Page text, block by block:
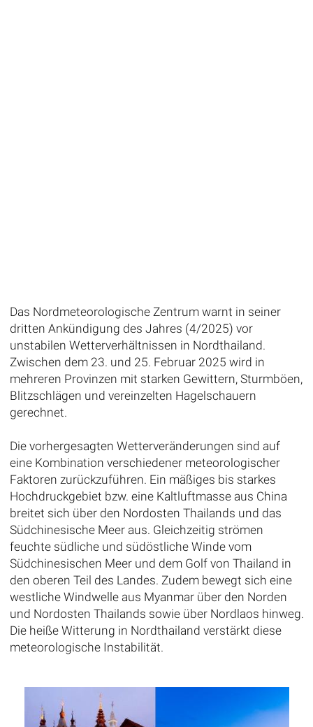
Das Nordmeteorologische Zentrum warnt in seiner
dritten Ankündigung des Jahres (4/2025) vor
unstabilen Wetterverhältnissen in Nordthailand.
Zwischen dem 23. und 25. Februar 2025 wird in
mehreren Provinzen mit starken Gewittern, Sturmböen,
Blitzschlägen und vereinzelten Hagelschauern
gerechnet.
Die vorhergesagten Wetterveränderungen sind auf
eine Kombination verschiedener meteorologischer
Faktoren zurückzuführen. Ein mäßiges bis starkes
Hochdruckgebiet bzw. eine Kaltluftmasse aus China
breitet sich über den Nordosten Thailands und das
Südchinesische Meer aus. Gleichzeitig strömen
feuchte südliche und südöstliche Winde vom
Südchinesischen Meer und dem Golf von Thailand in
den oberen Teil des Landes. Zudem bewegt sich eine
westliche Windwelle aus Myanmar über den Norden
und Nordosten Thailands sowie über Nordlaos hinweg.
Die heiße Witterung in Nordthailand verstärkt diese
meteorologische Instabilität.